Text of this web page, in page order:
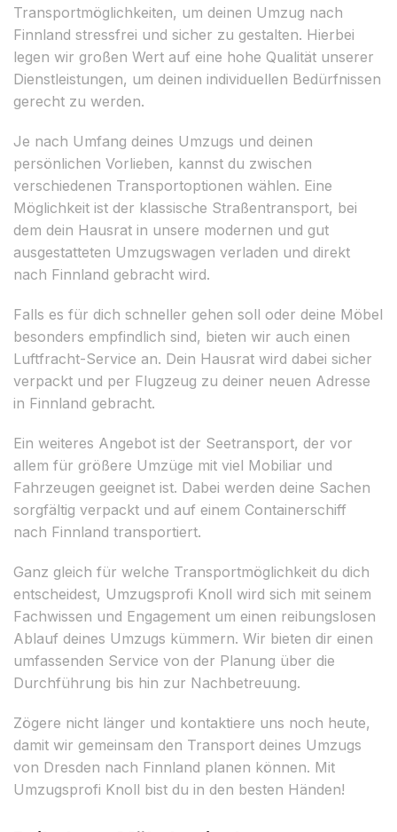
Transportmöglichkeiten, um deinen Umzug nach
Finnland stressfrei und sicher zu gestalten. Hierbei
legen wir großen Wert auf eine hohe Qualität unserer
Dienstleistungen, um deinen individuellen Bedürfnissen
gerecht zu werden.
Je nach Umfang deines Umzugs und deinen
persönlichen Vorlieben, kannst du zwischen
verschiedenen Transportoptionen wählen. Eine
Möglichkeit ist der klassische Straßentransport, bei
dem dein Hausrat in unsere modernen und gut
ausgestatteten Umzugswagen verladen und direkt
nach Finnland gebracht wird.
Falls es für dich schneller gehen soll oder deine Möbel
besonders empfindlich sind, bieten wir auch einen
Luftfracht-Service an. Dein Hausrat wird dabei sicher
verpackt und per Flugzeug zu deiner neuen Adresse
in Finnland gebracht.
Ein weiteres Angebot ist der Seetransport, der vor
allem für größere Umzüge mit viel Mobiliar und
Fahrzeugen geeignet ist. Dabei werden deine Sachen
sorgfältig verpackt und auf einem Containerschiff
nach Finnland transportiert.
Ganz gleich für welche Transportmöglichkeit du dich
entscheidest, Umzugsprofi Knoll wird sich mit seinem
Fachwissen und Engagement um einen reibungslosen
Ablauf deines Umzugs kümmern. Wir bieten dir einen
umfassenden Service von der Planung über die
Durchführung bis hin zur Nachbetreuung.
Zögere nicht länger und kontaktiere uns noch heute,
damit wir gemeinsam den Transport deines Umzugs
von Dresden nach Finnland planen können. Mit
Umzugsprofi Knoll bist du in den besten Händen!